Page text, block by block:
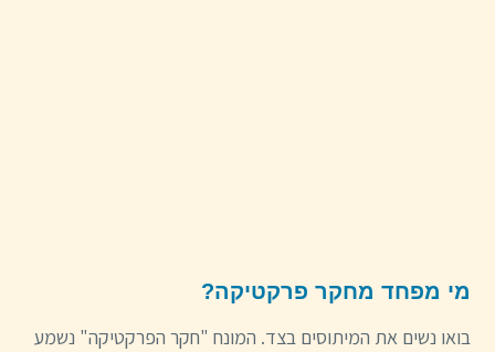
מי מפחד מחקר פרקטיקה?
בואו נשים את המיתוסים בצד. המונח "חקר הפרקטיקה" נשמע